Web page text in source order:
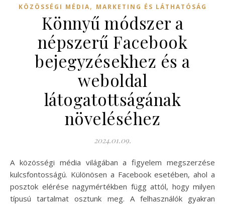
KÖZÖSSÉGI MÉDIA, MARKETING ÉS LÁTHATÓSÁG
Könnyű módszer a
népszerű Facebook
bejegyzésekhez és a
weboldal
látogatottságának
növeléséhez
2024.01.09.
A közösségi média világában a figyelem megszerzése
kulcsfontosságú. Különösen a Facebook esetében, ahol a
posztok elérése nagymértékben függ attól, hogy milyen
típusú tartalmat osztunk meg. A felhasználók gyakran